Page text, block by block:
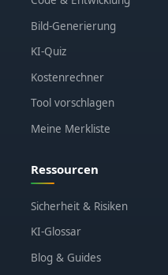
Bild-Generierung
KI-Quiz
Kostenrechner
Tool vorschlagen
Meine Merkliste
Ressourcen
Sicherheit & Risiken
KI-Glossar
Blog & Guides